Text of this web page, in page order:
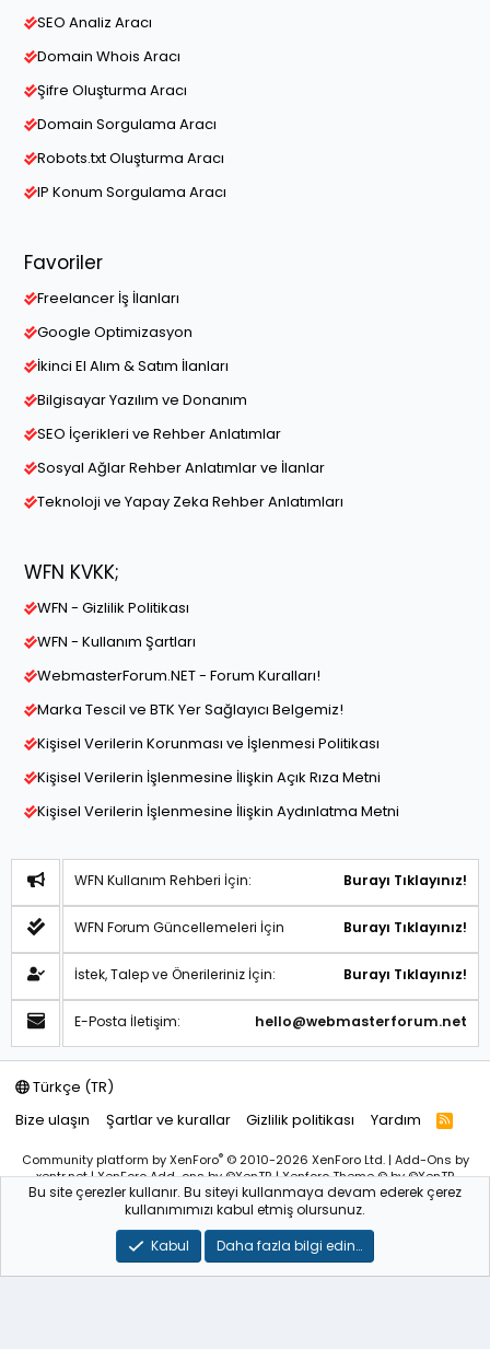
SEO Analiz Aracı
Domain Whois Aracı
Şifre Oluşturma Aracı
Domain Sorgulama Aracı
Robots.txt Oluşturma Aracı
IP Konum Sorgulama Aracı
Favoriler
Freelancer İş İlanları
Google Optimizasyon
İkinci El Alım & Satım İlanları
Bilgisayar Yazılım ve Donanım
SEO İçerikleri ve Rehber Anlatımlar
Sosyal Ağlar Rehber Anlatımlar ve İlanlar
Teknoloji ve Yapay Zeka Rehber Anlatımları
WFN KVKK;
WFN - Gizlilik Politikası
WFN - Kullanım Şartları
WebmasterForum.NET - Forum Kuralları!
Marka Tescil ve BTK Yer Sağlayıcı Belgemiz!
Kişisel Verilerin Korunması ve İşlenmesi Politikası
Kişisel Verilerin İşlenmesine İlişkin Açık Rıza Metni
Kişisel Verilerin İşlenmesine İlişkin Aydınlatma Metni
WFN Kullanım Rehberi İçin: Burayı Tıklayınız!
WFN Forum Güncellemeleri İçin Burayı Tıklayınız!
İstek, Talep ve Önerileriniz İçin: Burayı Tıklayınız!
E-Posta İletişim: hello@webmasterforum.net
Türkçe (TR)
Bize ulaşın
Şartlar ve kurallar Gizlilik politikası Yardım
R
S
Community platform by XenForo® © 2010-2026 XenForo Ltd.| Add-Ons by
xentr.net |XenForo Add-onsby ©XenTR|Xenforo Theme© by ©XenTR
Sitemiz bünyesindeki içerikleri izinsiz kullananlar hakkında T.C.K
kanun ve yönetmeliklerine göre yasal işlem başlatılacağını
alandan yazılı olarak beyan ederiz!
WebmasterForum.NET – Tüm Hakları Saklıdır © 2025-2026
Bu site çerezler kullanır. Bu siteyi kullanmaya devam ederek çerez
kullanımımızı kabul etmiş olursunuz.
Kabul
Daha fazla bilgi edin…